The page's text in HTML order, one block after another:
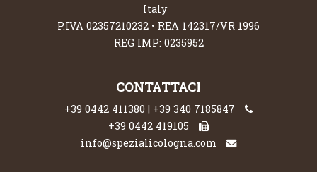
Italy
P.IVA 02357210232 • REA 142317/VR 1996
REG IMP: 0235952
CONTATTACI
+39 0442 411380 | +39 340 7185847
+39 0442 419105
info@spezialicologna.com